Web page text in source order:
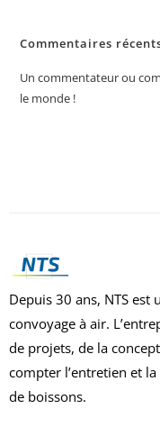
Commentaires
Un commentateur ou
le monde !
Depuis 30 ans, NTS
convoyage à air.
de projets, de la
compter l’entretien et
de boissons.